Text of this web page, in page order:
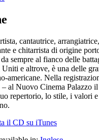
cantautrice,
e chitarrista di origine
sempre al fianco delle
e altrove, è una delle
americane. Nella
– al Nuovo Cinema Palazzo
repertorio, lo stile, i valori
il CD su iTunes